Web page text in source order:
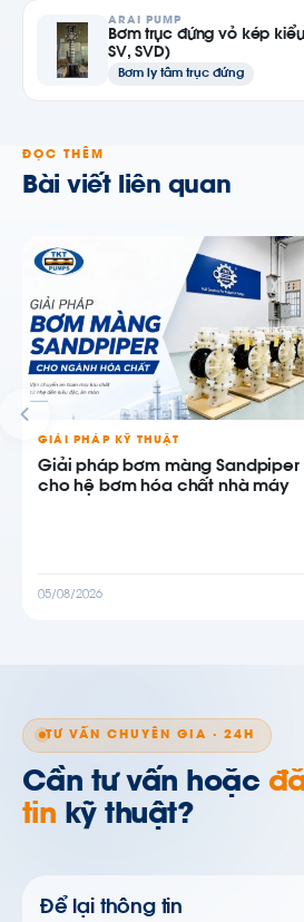
ARAI PUMP
Bơm trục đứng vỏ kép
SV, SVD)
Bơm ly tâm trục đứng
ĐỌC THÊM
Bài viết liên quan
GIẢI PHÁP KỸ THUẬT
Giải pháp bơm màng Sandpiper
cho hệ bơm hóa chất nhà máy
05/08/2026
TƯ VẤN CHUYÊN GIA · 24H
Cần tư vấn hoặc
tin kỹ thuật?
Để lại thông tin